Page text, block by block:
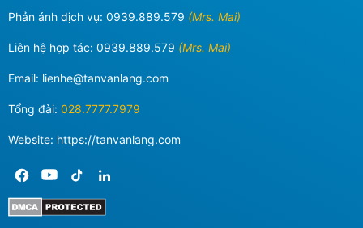
Phản ánh dịch vụ: 0939.889.579 (Mrs. Mai)
Liên hệ hợp tác: 0939.889.579 (Mrs. Mai)
Email: lienhe@tanvanlang.com
Tổng đài: 028.7777.7979
Website: https://tanvanlang.com